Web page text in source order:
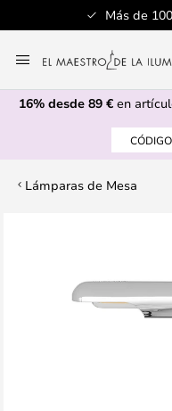
Más de
al
contenido
16% desde 89 € en
Lámparas de Mesa